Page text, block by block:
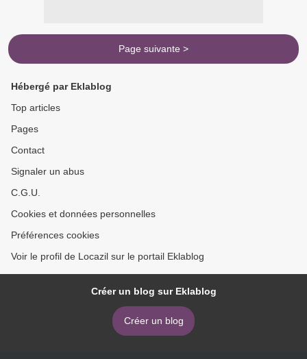
Page suivante >
Hébergé par Eklablog
Top articles
Pages
Contact
Signaler un abus
C.G.U.
Cookies et données personnelles
Préférences cookies
Voir le profil de Locazil sur le portail Eklablog
Créer un blog sur Eklablog
Créer un blog